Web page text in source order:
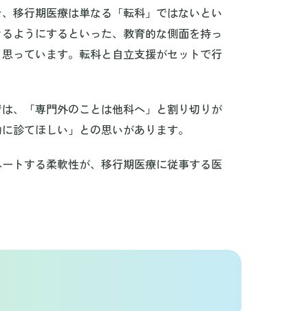
移行期医療は単なる「転科」ではないとい
ようにするといった、教育的な側面を持っ
っています。転科と自立支援がセットで行
、「専門外のことは他科へ」と割り切りが
診てほしい」との思いがあります。
トする柔軟性が、移行期医療に従事する医